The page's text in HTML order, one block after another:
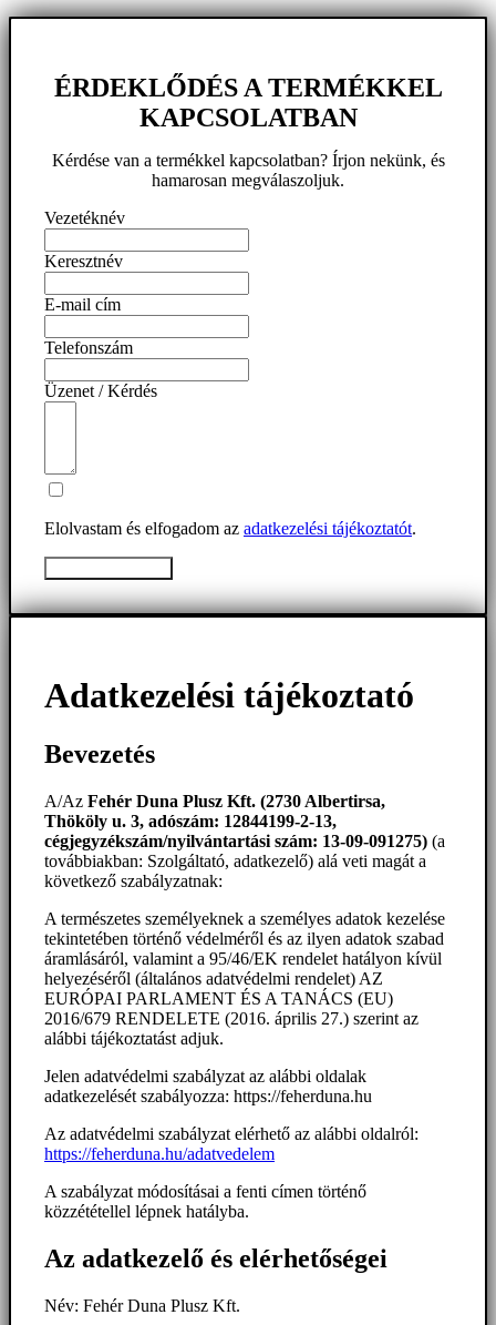
ÉRDEKLŐDÉS A TERMÉKKEL
KAPCSOLATBAN
Kérdése van a termékkel kapcsolatban? Írjon nekünk, és
hamarosan megválaszoljuk.
Vezetéknév
Keresztnév
E-mail cím
Telefonszám
Üzenet / Kérdés
Elolvastam és elfogadom az adatkezelési tájékoztatót.
Adatkezelési tájékoztató
Bevezetés
A/Az Fehér Duna Plusz Kft. (2730 Albertirsa,
Thököly u. 3, adószám: 12844199-2-13,
cégjegyzékszám/nyilvántartási szám: 13-09-091275) (a
továbbiakban: Szolgáltató, adatkezelő) alá veti magát a
következő szabályzatnak:
A természetes személyeknek a személyes adatok kezelése
tekintetében történő védelméről és az ilyen adatok szabad
áramlásáról, valamint a 95/46/EK rendelet hatályon kívül
helyezéséről (általános adatvédelmi rendelet) AZ
EURÓPAI PARLAMENT ÉS A TANÁCS (EU)
2016/679 RENDELETE (2016. április 27.) szerint az
alábbi tájékoztatást adjuk.
Jelen adatvédelmi szabályzat az alábbi oldalak
adatkezelését szabályozza: https://feherduna.hu
Az adatvédelmi szabályzat elérhető az alábbi oldalról:
https://feherduna.hu/adatvedelem
A szabályzat módosításai a fenti címen történő
közzététellel lépnek hatályba.
Az adatkezelő és elérhetőségei
Név: Fehér Duna Plusz Kft.